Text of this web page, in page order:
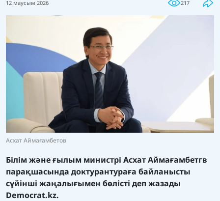
12 маусым 2026 217
Асхат Аймағамбетов
Білім және ғылым министрі Асхат Аймағамбетгв
парақшасында доктурантураға байланысты
сүйінші жаңалығымен бөлісті деп жазады
Democrat.kz.